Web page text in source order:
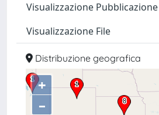
Visualizzazione Pubblicazione
Visualizzazione File
Distribuzione geografica
+
–